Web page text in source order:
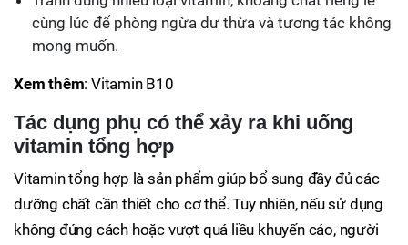
cùng lúc để phòng ngừa dư thừa và tương tác không
mong muốn.
Xem thêm: Vitamin B10
Tác dụng phụ có thể xảy ra khi uống
vitamin tổng hợp
Vitamin tổng hợp là sản phẩm giúp bổ sung đầy đủ các
dưỡng chất cần thiết cho cơ thể. Tuy nhiên, nếu sử dụng
không đúng cách hoặc vượt quá liều khuyến cáo, người